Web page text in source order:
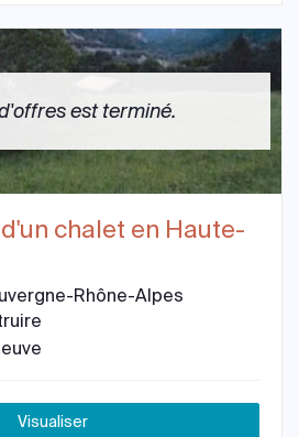
est terminé.
chalet en Haute-
Rhône-Alpes
Visualiser